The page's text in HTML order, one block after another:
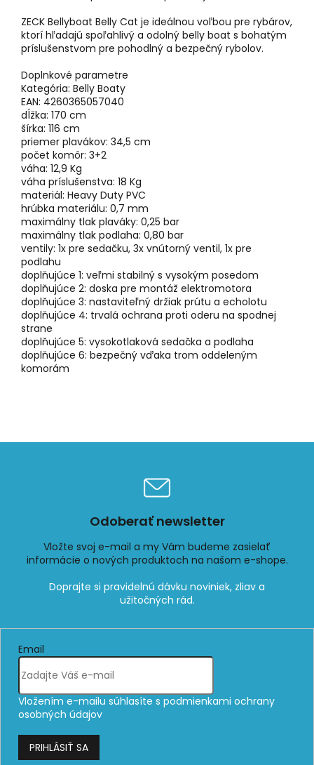
ZECK Bellyboat Belly Cat je ideálnou voľbou pre rybárov,
ktorí hľadajú spoľahlivý a odolný belly boat s bohatým
príslušenstvom pre pohodlný a bezpečný rybolov.
Doplnkové parametre
Kategória: Belly Boaty
EAN: 4260365057040
dĺžka: 170 cm
šírka: 116 cm
priemer plavákov: 34,5 cm
počet komôr: 3+2
váha: 12,9 Kg
váha príslušenstva: 18 Kg
materiál: Heavy Duty PVC
hrúbka materiálu: 0,7 mm
maximálny tlak plaváky: 0,25 bar
maximálny tlak podlaha: 0,80 bar
ventily: 1x pre sedačku, 3x vnútorný ventil, 1x pre
podlahu
doplňujúce 1: veľmi stabilný s vysokým posedom
doplňujúce 2: doska pre montáž elektromotora
doplňujúce 3: nastaviteľný držiak prútu a echolotu
doplňujúce 4: trvalá ochrana proti oderu na spodnej
strane
doplňujúce 5: vysokotlaková sedačka a podlaha
doplňujúce 6: bezpečný vďaka trom oddeleným
komorám
Odoberať newsletter
Vložte svoj e-mail a my Vám budeme zasielať
informácie o nových produktoch na našom e-shope.
Email
Vložením e-mailu súhlasíte s podmienkami ochrany
osobných údajov
PRIHLÁSIŤ SA